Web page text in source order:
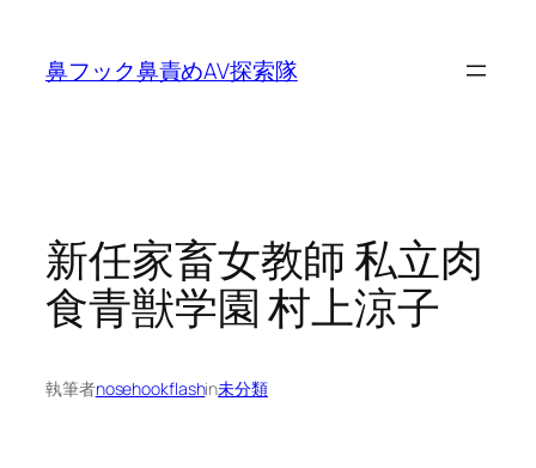
鼻フック鼻責めAV探索隊
新任家畜女教師 私立肉
食青獣学園 村上涼子
執筆者nosehookflashin未分類